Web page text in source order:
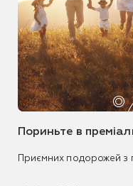
Пориньте в
Приємних подорожей з